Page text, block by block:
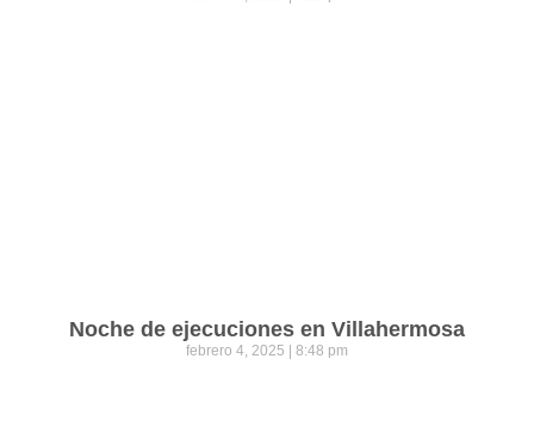
Noche de ejecuciones en Villahermosa
febrero 4, 2025 8:48 pm